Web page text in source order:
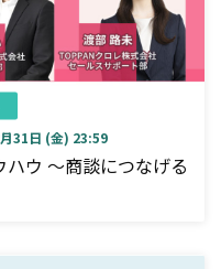
31日 (金) 23:59
ウ ～商談につなげる